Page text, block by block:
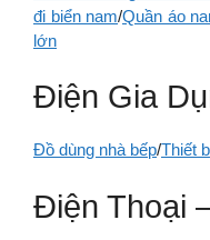
đi biển nam/Quần áo
lớn
Điện Gia
Đồ dùng nhà bếp/Thiết
Điện Thoại